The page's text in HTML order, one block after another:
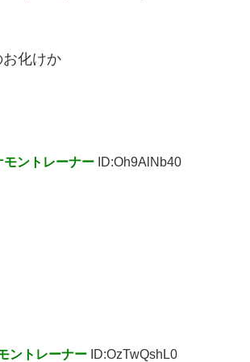
化けか
モントレーナー ID:Oh9AlNb40
ントレーナー ID:OzTwQshL0